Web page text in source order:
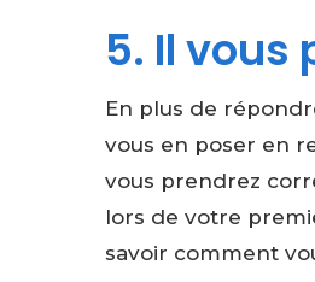
5. Il vous
En plus de
vous en poser en
vous prendrez
lors de votre
savoir comment